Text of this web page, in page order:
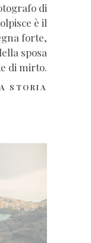
di
è il
forte,
sposa
di mirto.
STORIA